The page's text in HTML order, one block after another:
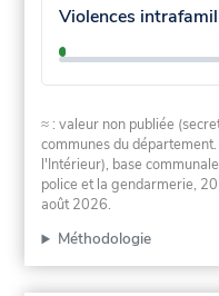
Violences
≈ : valeur non publiée
communes du
l'Intérieur), base
police et la gendarmerie,
août 2026.
Méthodologie